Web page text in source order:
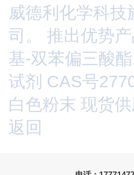
威德利化学科技
司。 推出优势
基-双苯偏三酸
试剂 CAS号
白色粉末 现货
返回